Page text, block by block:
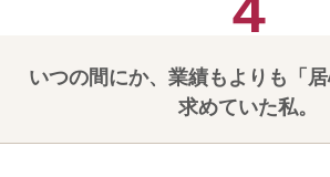
いつの間にか、業績もよりも「
求めていた私。